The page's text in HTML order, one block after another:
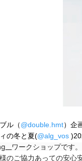
ル（@double.hmt）企
の冬と夏(@alg_vos
ワークショップです。
のご協力あっての安心